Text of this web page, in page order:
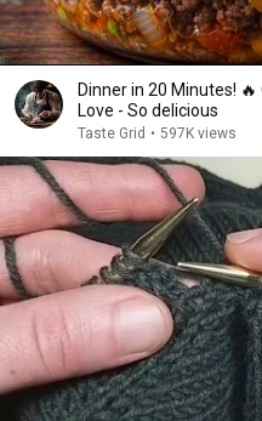
Dinner in 20 Minutes! 🔥
Love - So delicious
Taste Grid • 597K views